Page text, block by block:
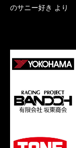
のサニー好き より